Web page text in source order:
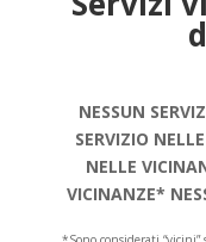
NESSUN
SERVIZIO
NELLE
VICINANZE*